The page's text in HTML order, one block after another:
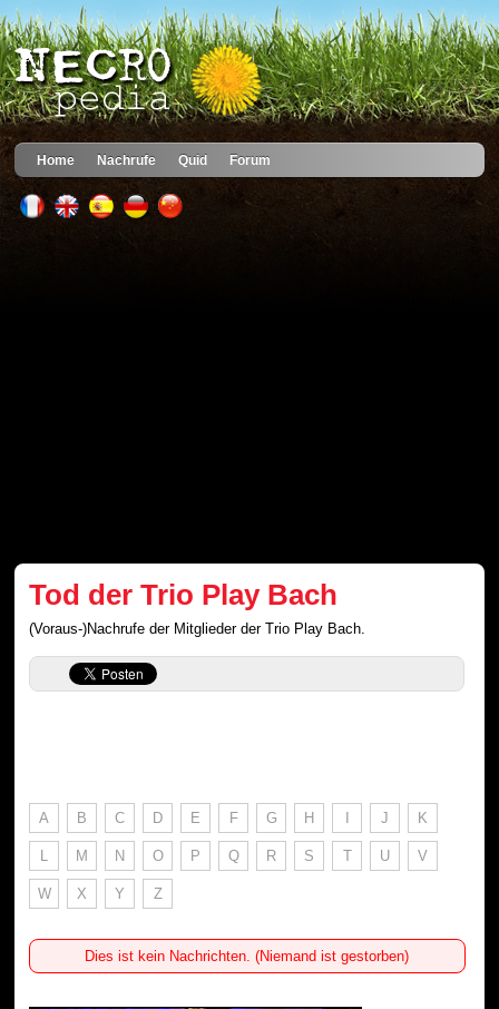
Home Nachrufe Quid Forum
Tod der Trio Play Bach
(Voraus-)Nachrufe der Mitglieder der Trio Play Bach.
A B C D E F G H I J K
L M N O P Q R S T U V
W X Y Z
Dies ist kein Nachrichten. (Niemand ist gestorben)